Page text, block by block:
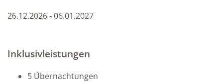
26.12.2026 - 06.01.2027
Inklusivleistungen
5 Übernachtungen